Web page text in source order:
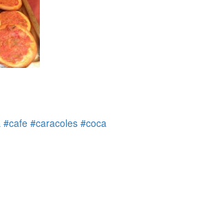
#cafe #caracoles #coca